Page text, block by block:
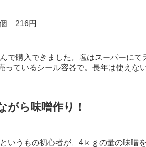
個 216円
で購入できました。塩はスーパーにて
っているシール容器で。長年は使えな
がら味噌作り！
いうもの初心者が、4ｋｇの量の味噌